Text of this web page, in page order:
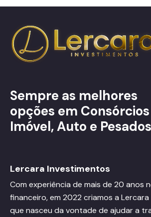
Sempre as melhores
opções em
Imóvel, Auto e
Lercara Investimentos
Com experiência de mais de 20 anos
financeiro, em 2022 criamos a
que nasceu da vontade de ajudar a